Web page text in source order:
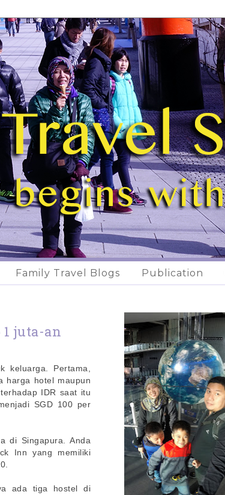
Family Travel Blogs Publication
juta-an
keluarga. Pertama,
harga hotel maupun
IDR saat itu
SGD 100 per
di Singapura. Anda
Inn yang memiliki
ada tiga hostel di